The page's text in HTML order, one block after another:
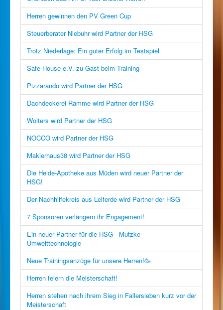
Herren gewinnen den PV Green Cup
Steuerberater Niebuhr wird Partner der HSG
Trotz Niederlage: Ein guter Erfolg im Testspiel
Safe House e.V. zu Gast beim Training
Pizzarando wird Partner der HSG
Dachdeckerei Ramme wird Partner der HSG
Wolters wird Partner der HSG
NOCCO wird Partner der HSG
Maklerhaus38 wird Partner der HSG
Die Heide-Apotheke aus Müden wird neuer Partner der
HSG!
Der Nachhilfekreis aus Leiferde wird Partner der HSG
7 Sponsoren verlängern ihr Engagement!
Ein neuer Partner für die HSG - Mutzke
Umwelttechnologie
Neue Trainingsanzüge für unsere Herren!🥳
Herren feiern die Meisterschaft!
Herren stehen nach ihrem Sieg in Fallersleben kurz vor der
Meisterschaft